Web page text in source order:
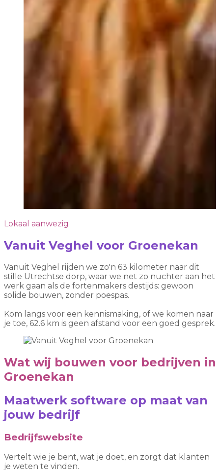
Lokaal aanwezig
Vanuit Veghel voor Groenekan
Vanuit Veghel rijden we zo'n 63 kilometer naar dit
stille Utrechtse dorp, waar we net zo nuchter aan het
werk gaan als de fortenmakers destijds: gewoon
solide bouwen, zonder poespas.
Kom langs voor een kennismaking, of we komen naar
je toe, 62.6 km is geen afstand voor een goed gesprek.
Wat wij bouwen voor bedrijven in
Groenekan
Maatwerk software op maat van
jouw bedrijf
Bedrijfswebsite
Vertelt wie je bent, wat je doet, en zorgt dat klanten
je weten te vinden.